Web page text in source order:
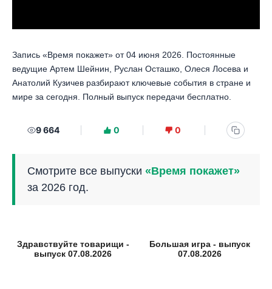
Запись «Время покажет» от 04 июня 2026. Постоянные
ведущие Артем Шейнин, Руслан Осташко, Олеся Лосева и
Анатолий Кузичев разбирают ключевые события в стране и
мире за сегодня. Полный выпуск передачи бесплатно.
9 664 0 0
Смотрите все выпуски «Время покажет»
за 2026 год.
Здравствуйте товарищи -
выпуск 07.08.2026
Большая игра - выпуск
07.08.2026